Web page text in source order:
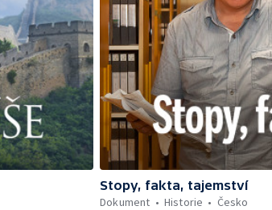
Stopy, fakta, tajemství
Dokument
Historie Česko